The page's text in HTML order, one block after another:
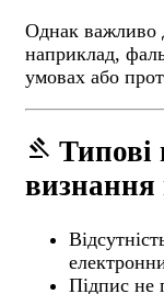
Однак важливо
наприклад,
умовах або
gavel Типові
визнання
Підпис не